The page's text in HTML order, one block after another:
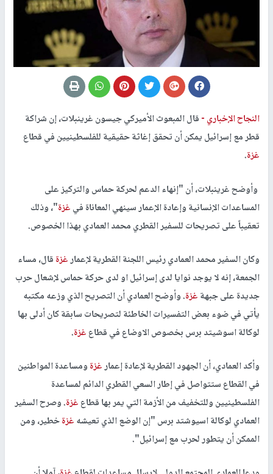
النجاح الإخباري -قال المبعوث الأميركي جيسون غرينبلات، إن شراكة
قطر مع إسرائيل يمكن أن تحقق إغاثة حقيقية للفلسطينيين في قطاع
غزة.
وأوضح غرينبلات، أن "إنهاء الدعم لحركة حماس والتركيز على
المساعدات الإنسانية وإعادة الإعمار سينهي المعاناة فيغزة"، وذلك
تعقيباً على تصريحات للسفير القطري محمد العمادي بهذا الخصوص.
وكان السفير محمد العمادي رئيس اللجنة القطرية لإعمارغزةقال، مساء
الجمعة، إنه لا يوجد نوايا لدى إسرائيل او لدى حركة حماس لإشعال حرب
جديدة على جبهةغزة. وأوضح العمادي أن التصريح الذي وزعه مكتبه
يأتي في ضوء بعض التفسيرات الخاطئة لتصريحات سابقة كان أدلى بها
لوكالة اسوشيتد برس بخصوص الاوضاع في قطاعغزة.
وأكد العمادي، أن الجهود القطرية لإعادة إعمارغزةومساعدة المواطنين
في القطاع ستتواصل في إطار السعي القطري الدائم لمساعدة
الفلسطينيين وللتخفيف من الأزمة التي يمر بها قطاعغزة. وصرح السفير
العمادي لوكالة اسيوشتد برس "إن الوضع الذي تعيشهغزةخطير، ومن
الممكن أن يتطور لحرب مع إسرائيل".